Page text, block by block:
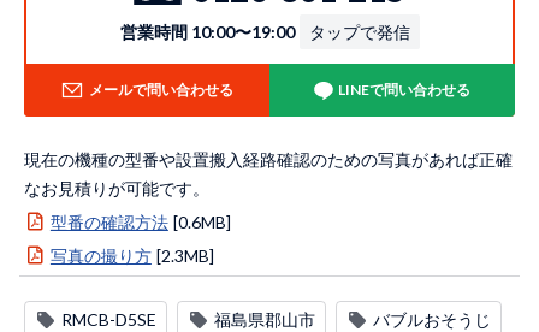
営業時間 10:00〜19:00 タップで発信
メールで問い合わせる LINEで問い合わせる
現在の機種の型番や設置搬入経路確認のための写真があれば正確
なお見積りが可能です。
型番の確認方法 [0.6MB]
写真の撮り方 [2.3MB]
RMCB-D5SE 福島県郡山市 バブルおそうじ